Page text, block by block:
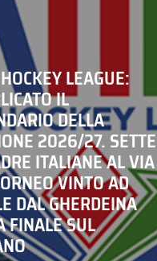
LEAGUE:
IL
DELLA
2026/27. SETTE
ITALIANE AL VIA
VINTO AD
DAL GHERDEINA
FINALE SUL